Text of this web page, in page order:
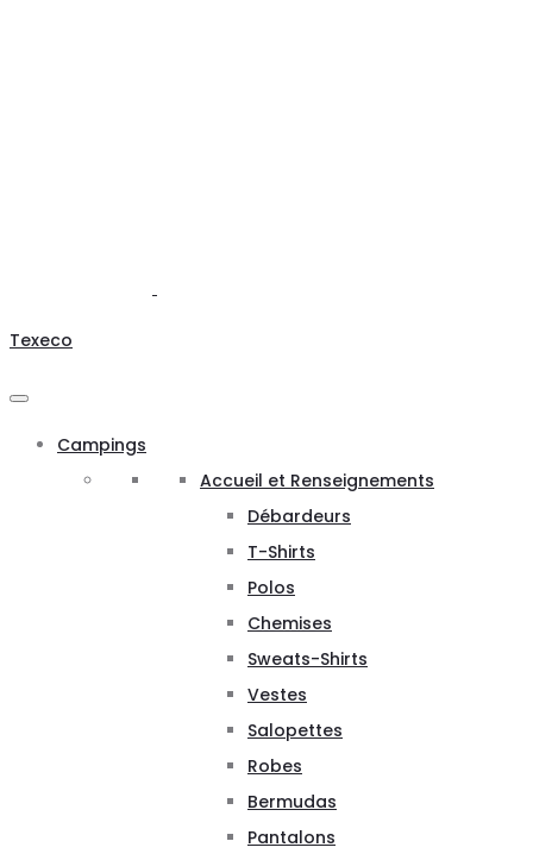
Texeco
Campings
Accueil et Renseignements
Débardeurs
T-Shirts
Polos
Chemises
Sweats-Shirts
Vestes
Salopettes
Robes
Bermudas
Pantalons